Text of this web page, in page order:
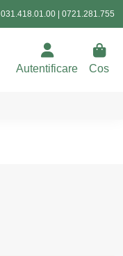
031.418.01.00 0721.281.755
Autentificare Cos